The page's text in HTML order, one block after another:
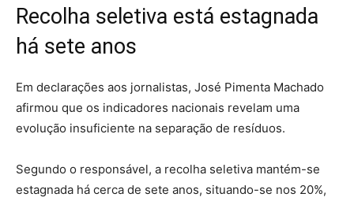
Recolha seletiva está estagnada
há sete anos
Em declarações aos jornalistas, José Pimenta Machado
afirmou que os indicadores nacionais revelam uma
evolução insuficiente na separação de resíduos.
Segundo o responsável, a recolha seletiva mantém-se
estagnada há cerca de sete anos, situando-se nos 20%,